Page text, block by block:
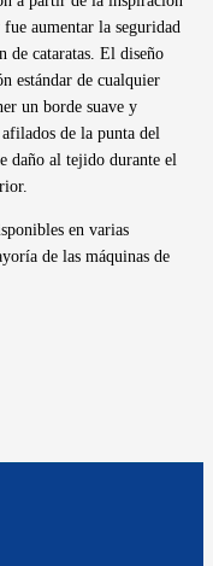
aumentar la seguridad
de cataratas. El diseño
estándar de cualquier
un borde suave y
de la punta del
daño al tejido durante el
en varias
de las máquinas de